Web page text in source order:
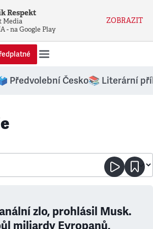
Respekt
Media
- na Google Play
ZOBRAZIT
Předvolební Česko📚 Literární
zlo, prohlásil Musk.
miliardy Evropanů,